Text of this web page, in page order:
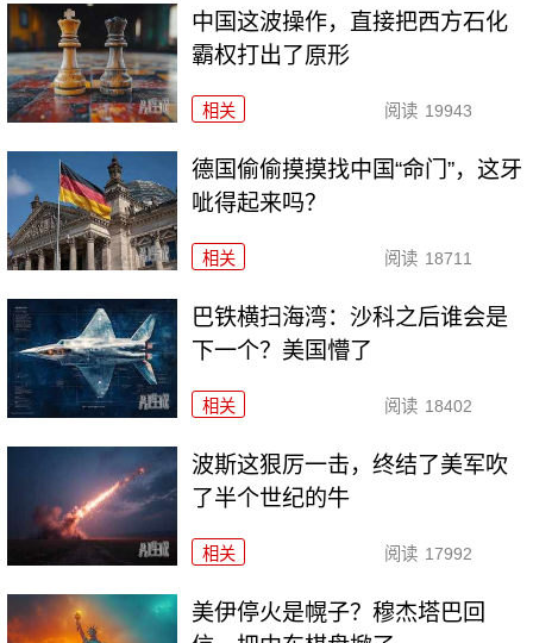
中国这波操作，直接把西方石化
霸权打出了原形
相关 阅读 19943
德国偷偷摸摸找中国“命门”，这牙
呲得起来吗？
相关 阅读 18711
巴铁横扫海湾：沙科之后谁会是
下一个？美国懵了
相关 阅读 18402
波斯这狠厉一击，终结了美军吹
了半个世纪的牛
相关 阅读 17992
美伊停火是幌子？穆杰塔巴回